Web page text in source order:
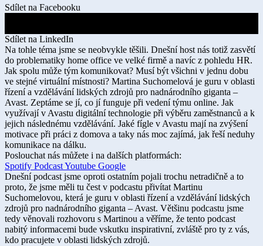
Sdílet na Facebooku
Sdílet na LinkedIn
Na tohle téma jsme se neobvykle těšili. Dnešní host nás totiž zasvětí
do problematiky home office ve velké firmě a navíc z pohledu HR.
Jak spolu může tým komunikovat? Musí být všichni v jednu dobu
ve stejné virtuální místnosti? Martina Suchomelová je guru v oblasti
řízení a vzdělávání lidských zdrojů pro nadnárodního giganta –
Avast. Zeptáme se jí, co jí funguje při vedení týmu online. Jak
využívají v Avastu digitální technologie při výběru zaměstnanců a k
jejich následnému vzdělávání. Jaké fígle v Avastu mají na zvýšení
motivace při práci z domova a taky nás moc zajímá, jak řeší neduhy
komunikace na dálku.
Poslouchat nás můžete i na dalších platformách:​
Spotify PodcastYoutube Google
Dnešní podcast jsme oproti ostatním pojali trochu netradičně a to
proto, že jsme měli tu čest v podcastu přivítat Martinu
Suchomelovou, která je guru v oblasti řízení a vzdělávání lidských
zdrojů pro nadnárodního giganta – Avast. Většinu podcastu jsme
tedy věnovali rozhovoru s Martinou a věříme, že tento podcast
nabitý informacemi bude vskutku inspirativní, zvláště pro ty z vás,
kdo pracujete v oblasti lidských zdrojů.